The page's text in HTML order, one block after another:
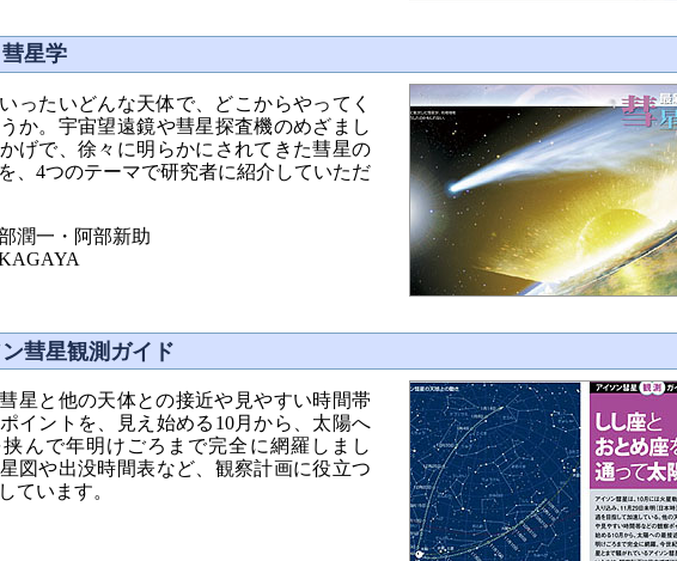
星学
ったいどんな天体で、どこからやってく
か。宇宙望遠鏡や彗星探査機のめざまし
げで、徐々に明らかにされてきた彗星の
、4つのテーマで研究者に紹介していただ
潤一・阿部新助
彗星観測ガイド
星と他の天体との接近や見やすい時間帯
イントを、見え始める10月から、太陽へ
んで年明けごろまで完全に網羅しまし
図や出没時間表など、観察計画に役立つ
ています。